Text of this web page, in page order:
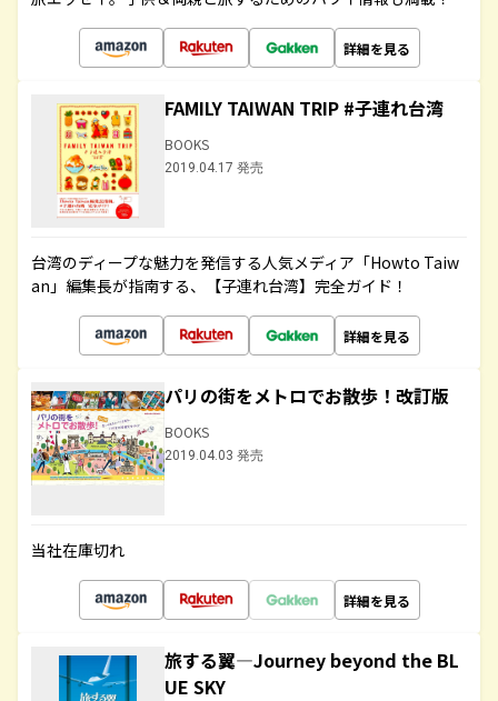
詳細を見る
FAMILY TAIWAN TRIP #子連れ台湾
BOOKS
2019.04.17 発売
台湾のディープな魅力を発信する人気メディア「Howto Taiw
an」編集長が指南する、【子連れ台湾】完全ガイド！
詳細を見る
パリの街をメトロでお散歩！改訂版
BOOKS
2019.04.03 発売
当社在庫切れ
詳細を見る
旅する翼―Journey beyond the BL
UE SKY